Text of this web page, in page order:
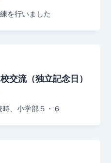
を行いました
流（独立記念日）
、小学部５・６